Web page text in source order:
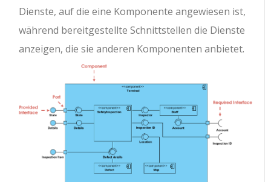
Dienste, auf die eine Komponente angewiesen ist,
während bereitgestellte Schnittstellen die Dienste
anzeigen, die sie anderen Komponenten anbietet.